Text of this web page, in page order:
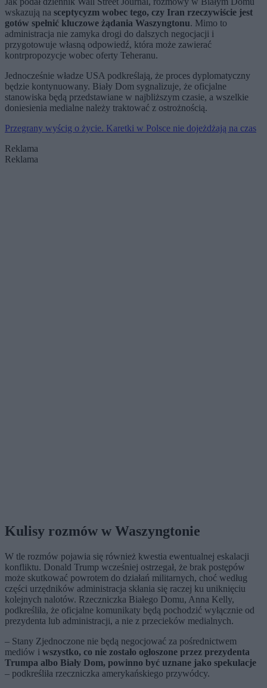
wskazują na sceptycyzm wobec tego, czy Iran rzeczywiście jest
gotów spełnić kluczowe żądania Waszyngtonu. Mimo to
administracja nie zamyka drogi do dalszych negocjacji i
przygotowuje własną odpowiedź, która może zawierać
kontrpropozycje wobec oferty Teheranu.
Jednocześnie władze USA podkreślają, że proces dyplomatyczny
będzie kontynuowany. Biały Dom sygnalizuje, że oficjalne
stanowiska będą przedstawiane w najbliższym czasie, a wszelkie
doniesienia medialne należy traktować z ostrożnością.
Przegrany wyścig o życie. Karetki w Polsce nie dojeżdżają na czas
Reklama
Reklama
Kulisy rozmów w Waszyngtonie
W tle rozmów pojawia się również kwestia ewentualnej eskalacji
konfliktu. Donald Trump wcześniej ostrzegał, że brak postępów
może skutkować powrotem do działań militarnych, choć według
części urzędników administracja skłania się raczej ku uniknięciu
kolejnych nalotów. Rzeczniczka Białego Domu, Anna Kelly,
podkreśliła, że oficjalne komunikaty będą pochodzić wyłącznie od
prezydenta lub administracji, a nie z przecieków medialnych.
– Stany Zjednoczone nie będą negocjować za pośrednictwem
mediów i wszystko, co nie zostało ogłoszone przez prezydenta
Trumpa albo Biały Dom, powinno być uznane jako spekulacje
– podkreśliła rzeczniczka amerykańskiego przywódcy.